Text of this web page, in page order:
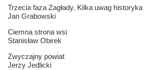
Trzecia faza Zagłady. Kilka uwag historyka
Jan Grabowski
Ciemna strona wsi
Stanisław Obirek
Zwyczajny powiat
Jerzy Jedlicki